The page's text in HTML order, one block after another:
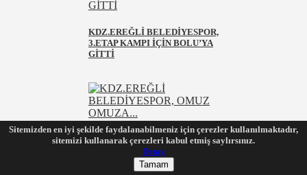
KDZ.EREĞLİ BELEDİYESPOR,
3.ETAP KAMPI İÇİN BOLU’YA
GİTTİ
KDZ.EREĞLİ BELEDİYESPOR,
OMUZ OMUZA...
Sitemizden en iyi şekilde faydalanabilmeniz için çerezler kullanılmaktadır,
sitemizi kullanarak çerezleri kabul etmiş saylırsınız.
Detay
Tamam